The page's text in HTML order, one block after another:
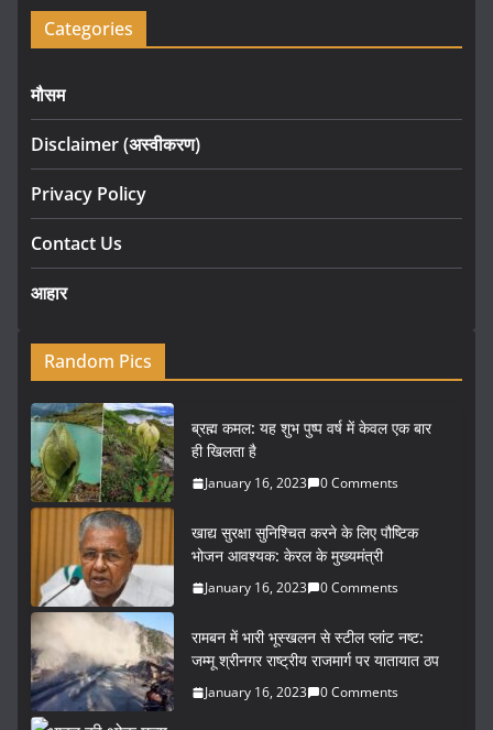
Categories
मौसम
Disclaimer (अस्वीकरण)
Privacy Policy
Contact Us
आहार
Random Pics
ब्रह्म कमल: यह शुभ पुष्प वर्ष में केवल एक बार
ही खिलता है
January 16, 2023 0 Comments
खाद्य सुरक्षा सुनिश्चित करने के लिए पौष्टिक
भोजन आवश्यक: केरल के मुख्यमंत्री
January 16, 2023 0 Comments
रामबन में भारी भूस्खलन से स्टील प्लांट नष्ट:
जम्मू श्रीनगर राष्ट्रीय राजमार्ग पर यातायात ठप
January 16, 2023 0 Comments